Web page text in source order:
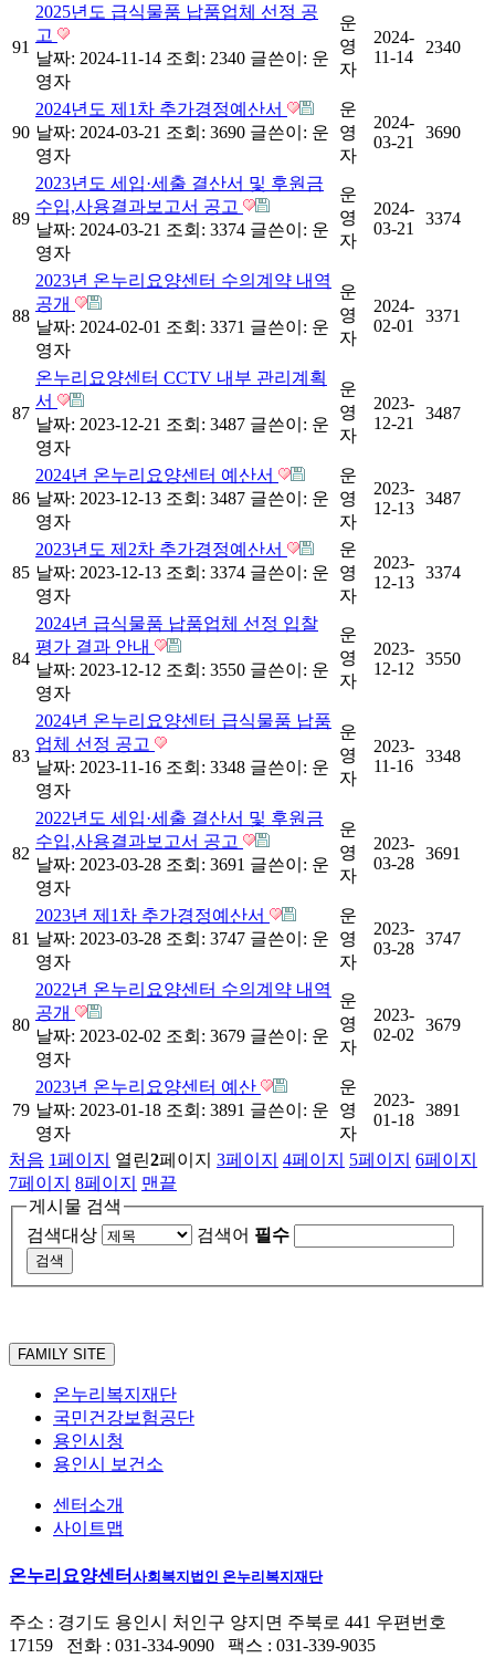
91
2025년도 급식물품 납품업체 선정 공
고
날짜: 2024-11-14 조회: 2340 글쓴이: 운
영자
운
영
자
2024-
11-14
2340
90
2024년도 제1차 추가경정예산서
날짜: 2024-03-21 조회: 3690 글쓴이: 운
영자
운
영
자
2024-
03-21
3690
89
2023년도 세입·세출 결산서 및 후원금
수입,사용결과보고서 공고
날짜: 2024-03-21 조회: 3374 글쓴이: 운
영자
운
영
자
2024-
03-21
3374
88
2023년 온누리요양센터 수의계약 내역
공개
날짜: 2024-02-01 조회: 3371 글쓴이: 운
영자
운
영
자
2024-
02-01
3371
87
온누리요양센터 CCTV 내부 관리계획
서
날짜: 2023-12-21 조회: 3487 글쓴이: 운
영자
운
영
자
2023-
12-21
3487
86
2024년 온누리요양센터 예산서
날짜: 2023-12-13 조회: 3487 글쓴이: 운
영자
운
영
자
2023-
12-13
3487
85
2023년도 제2차 추가경정예산서
날짜: 2023-12-13 조회: 3374 글쓴이: 운
영자
운
영
자
2023-
12-13
3374
84
2024년 급식물품 납품업체 선정 입찰
평가 결과 안내
날짜: 2023-12-12 조회: 3550 글쓴이: 운
영자
운
영
자
2023-
12-12
3550
83
2024년 온누리요양센터 급식물품 납품
업체 선정 공고
날짜: 2023-11-16 조회: 3348 글쓴이: 운
영자
운
영
자
2023-
11-16
3348
82
2022년도 세입·세출 결산서 및 후원금
수입,사용결과보고서 공고
날짜: 2023-03-28 조회: 3691 글쓴이: 운
영자
운
영
자
2023-
03-28
3691
81
2023년 제1차 추가경정예산서
날짜: 2023-03-28 조회: 3747 글쓴이: 운
영자
운
영
자
2023-
03-28
3747
80
2022년 온누리요양센터 수의계약 내역
공개
날짜: 2023-02-02 조회: 3679 글쓴이: 운
영자
운
영
자
2023-
02-02
3679
79
2023년 온누리요양센터 예산
날짜: 2023-01-18 조회: 3891 글쓴이: 운
영자
운
영
자
2023-
01-18
3891
처음 1페이지 열린2페이지 3페이지 4페이지 5페이지 6페이지
7페이지 8페이지
맨끝
게시물 검색
검색대상
검색어 필수
FAMILY SITE
온누리복지재단
국민건강보험공단
용인시청
용인시 보건소
센터소개
사이트맵
온누리요양센터 사회복지법인 온누리복지재단
주소 : 경기도 용인시 처인구 양지면 주북로 441 우편번호
17159 전화 : 031-334-9090 팩스 : 031-339-9035